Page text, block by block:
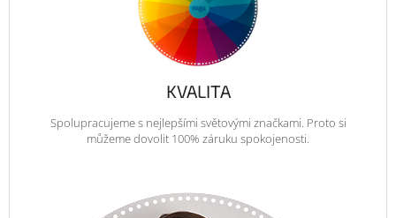
KVALITA
Spolupracujeme s nejlepšími světovými značkami. Proto si
můžeme dovolit 100% záruku spokojenosti.